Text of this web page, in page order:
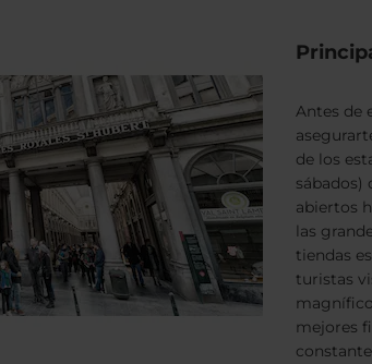
Antes de
de los
sábados)
abiertos
las
tiendas
turistas
mejores